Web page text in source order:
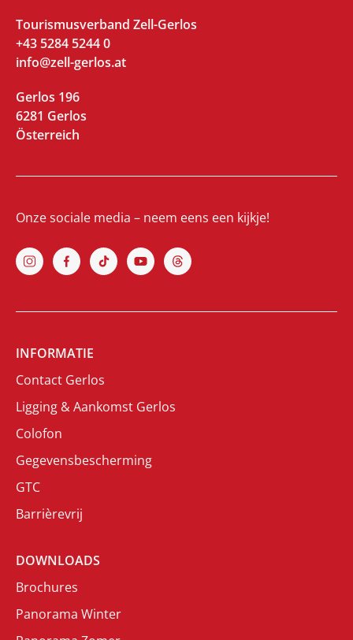
Tourismusverband Zell-Gerlos
+43 5284 5244 0
info@zell-gerlos.at
Gerlos 196
6281 Gerlos
Österreich
Onze sociale media – neem eens een kijkje!
INFORMATIE
Contact Gerlos
Ligging & Aankomst Gerlos
Colofon
Gegevensbescherming
GTC
Barrièrevrij
DOWNLOADS
Brochures
Panorama Winter